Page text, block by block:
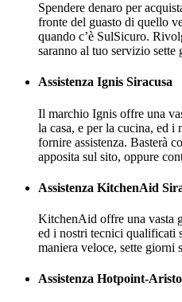
Spendere denaro per
fronte del guasto di quello
quando c’è SulSicuro.
saranno al tuo servizio sette
Assistenza Ignis Siracusa
Il marchio Ignis offre una
la casa, e per la cucina, ed
fornire assistenza. Basterà
apposita sul sito, oppure
Assistenza KitchenAid
KitchenAid offre una vasta
ed i nostri tecnici qualificati
maniera veloce, sette giorni
Assistenza Hotpoint-